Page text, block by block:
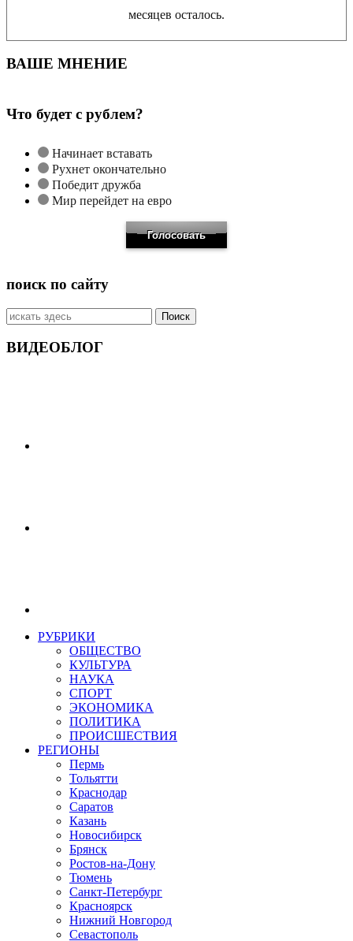
месяцев осталось.
ВАШЕ МНЕНИЕ
Что будет с рублем?
Начинает вставать
Рухнет окончательно
Победит дружба
Мир перейдет на евро
поиск по сайту
Искать:
ВИДЕОБЛОГ
РУБРИКИ
ОБЩЕСТВО
КУЛЬТУРА
НАУКА
СПОРТ
ЭКОНОМИКА
ПОЛИТИКА
ПРОИСШЕСТВИЯ
РЕГИОНЫ
Пермь
Тольятти
Краснодар
Саратов
Казань
Новосибирск
Брянск
Ростов-на-Дону
Тюмень
Санкт-Петербург
Красноярск
Нижний Новгород
Севастополь